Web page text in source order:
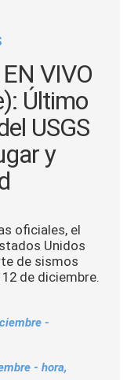
VIVO
Último
USGS
y
oficiales, el
Unidos
de sismos
de diciembre.
-
- hora,